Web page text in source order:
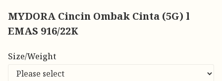
MYDORA Cincin Ombak Cinta (5G) l
EMAS 916/22K
Size/Weight